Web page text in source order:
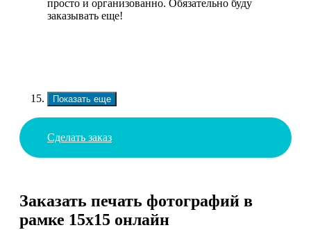
просто и организованно. Обязательно буду
заказывать еще!
Показать еще
Сделать заказ
Заказать печать фотографий в
рамке 15х15 онлайн